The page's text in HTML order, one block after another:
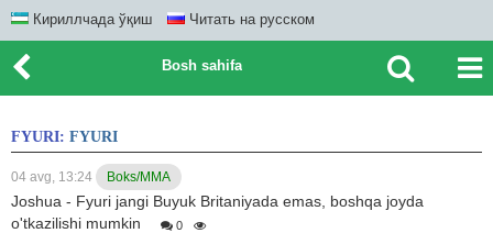
Кириллчада ўқиш Читать на русском
Bosh sahifa
FYURI: FYURI
04 avg, 13:24 Boks/MMA
Joshua - Fyuri jangi Buyuk Britaniyada emas, boshqa joyda
o'tkazilishi mumkin
0